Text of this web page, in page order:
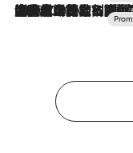
2026.7.10
NEW OPEN！【界 草津】名湯の地に誕生。趣の異なる2種の温泉と上州ならではの会席・蕎麦割烹など美食を味わう究極の癒やし旅